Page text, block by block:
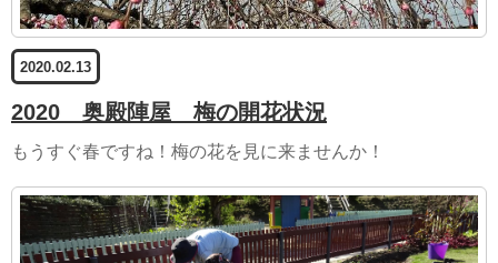
2020.02.13
2020 奥殿陣屋 梅の開花状況
もうすぐ春ですね！梅の花を見に来ませんか！